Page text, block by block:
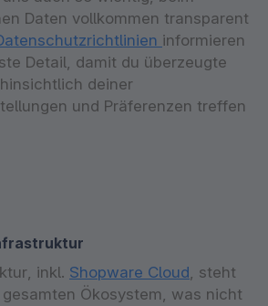
Daten vollkommen transparent
informieren
Detail, damit du überzeugte
deiner
und Präferenzen treffen
inkl. Shopware Cloud, steht
Ökosystem, was nicht